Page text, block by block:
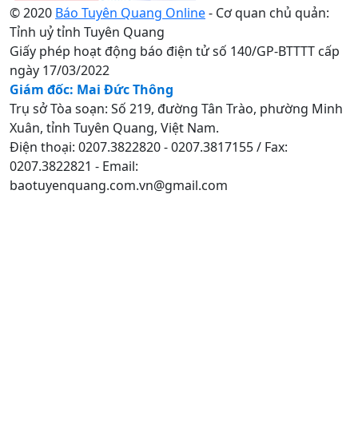
© 2020 Báo Tuyên Quang Online- Cơ quan chủ quản:
Tỉnh uỷ tỉnh Tuyên Quang
Giấy phép hoạt động báo điện tử số 140/GP-BTTTT cấp
ngày 17/03/2022
Giám đốc: Mai Đức Thông
Trụ sở Tòa soạn: Số 219, đường Tân Trào, phường Minh
Xuân, tỉnh Tuyên Quang, Việt Nam.
Điện thoại: 0207.3822820 - 0207.3817155 / Fax:
0207.3822821 - Email:
baotuyenquang.com.vn@gmail.com